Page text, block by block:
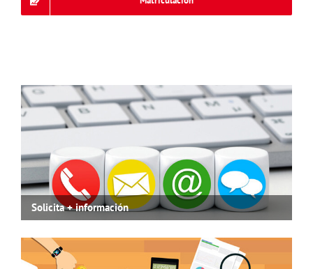
Solicita + información